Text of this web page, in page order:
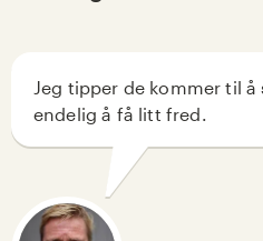
Jeg tipper de kommer til
endelig å få litt fred.